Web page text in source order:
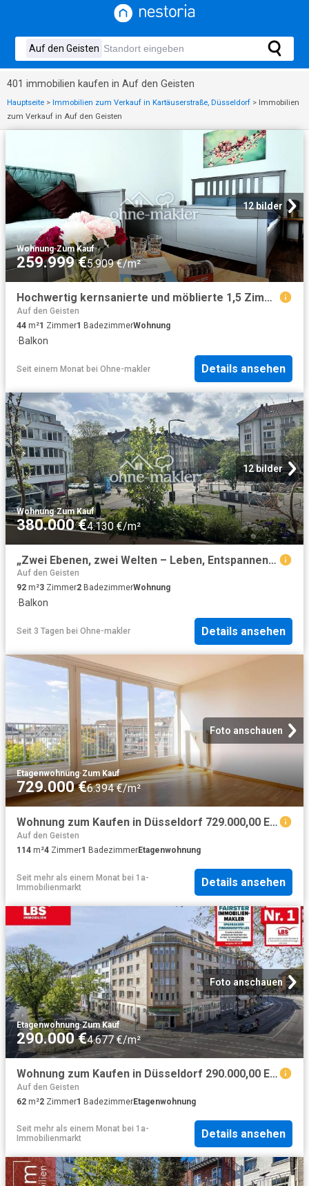
401 immobilien kaufen in Auf den Geisten
Hauptseite > Immobilien zum Verkauf in Kartäuserstraße, Düsseldorf > Immobilien
zum Verkauf in Auf den Geisten
12 bilder
Wohnung·Zum Kauf
259.999 €5.909 €/m²
Hochwertig kernsanierte und möblierte 1,5 Zimmer Whg, schlüsselfertig mit Balkon und Küche Derendorf
Auf den Geisten
44 m²1 Zimmer1 BadezimmerWohnung
·Balkon
Seit einem Monat bei Ohne-makler Details ansehen
12 bilder
Wohnung·Zum Kauf
380.000 €4.130 €/m²
„Zwei Ebenen, zwei Welten – Leben, Entspannen und Arbeiten perfekt getrennt“ Provisionfrei
Auf den Geisten
92 m²3 Zimmer2 BadezimmerWohnung
·Balkon
Seit 3 Tagen bei Ohne-makler Details ansehen
Foto anschauen
Etagenwohnung·Zum Kauf
729.000 €6.394 €/m²
Wohnung zum Kaufen in Düsseldorf 729.000,00 EUR 114 m²
Auf den Geisten
114 m²4 Zimmer1 BadezimmerEtagenwohnung
Seit mehr als einem Monat bei 1a-
Immobilienmarkt
Details ansehen
Foto anschauen
Etagenwohnung·Zum Kauf
290.000 €4.677 €/m²
Wohnung zum Kaufen in Düsseldorf 290.000,00 EUR 62 m²
Auf den Geisten
62 m²2 Zimmer1 BadezimmerEtagenwohnung
Seit mehr als einem Monat bei 1a-
Immobilienmarkt
Details ansehen